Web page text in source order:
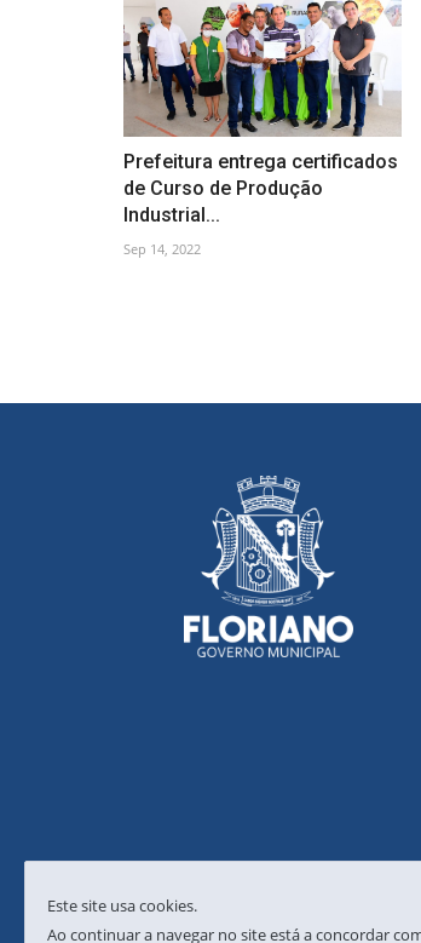
Prefeitura entrega certificados
de Curso de Produção
Industrial...
Sep 14, 2022
Este site usa cookies.
Ao continuar a navegar no site está a concordar